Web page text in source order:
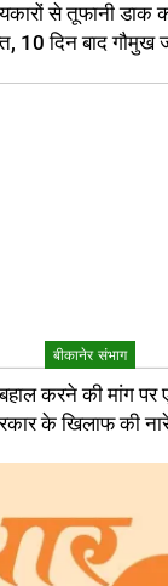
से तूफानी डाक
10 दिन बाद
बीकानेर संभाग
करने की मांग पर
के खिलाफ की